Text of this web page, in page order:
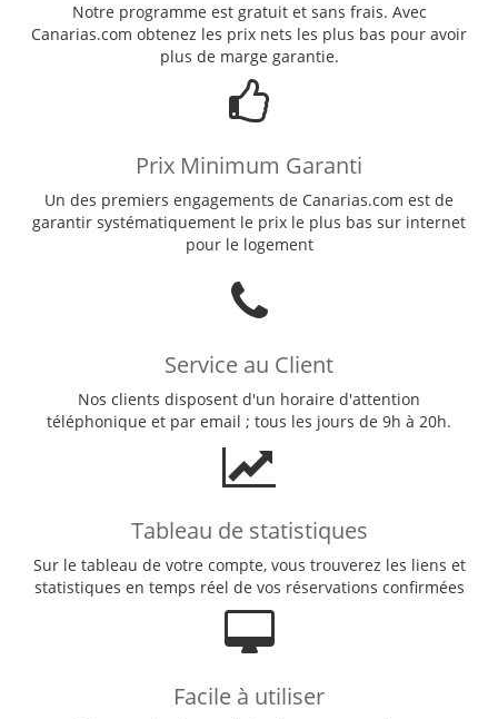
Notre programme est gratuit et sans frais. Avec
Canarias.com obtenez les prix nets les plus bas pour avoir
plus de marge garantie.
Prix Minimum Garanti
Un des premiers engagements de Canarias.com est de
garantir systématiquement le prix le plus bas sur internet
pour le logement
Service au Client
Nos clients disposent d'un horaire d'attention
téléphonique et par email ; tous les jours de 9h à 20h.
Tableau de statistiques
Sur le tableau de votre compte, vous trouverez les liens et
statistiques en temps réel de vos réservations confirmées
Facile à utiliser